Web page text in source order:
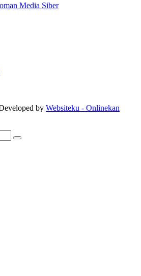
Media Siber
by Websiteku - Onlinekan